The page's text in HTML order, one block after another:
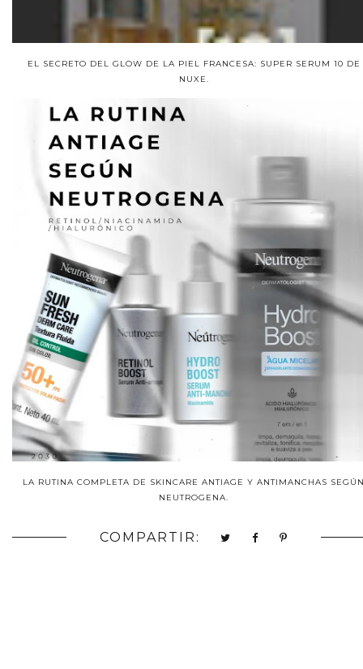
EL SECRETO DEL GLOW DE LA PIEL FRANCESA: SUPER SERUM 10 DE
NUXE.
LA RUTINA COMPLETA DE SKINCARE ANTIAGE Y ANTIMANCHAS
NEUTROGENA.
COMPARTIR: